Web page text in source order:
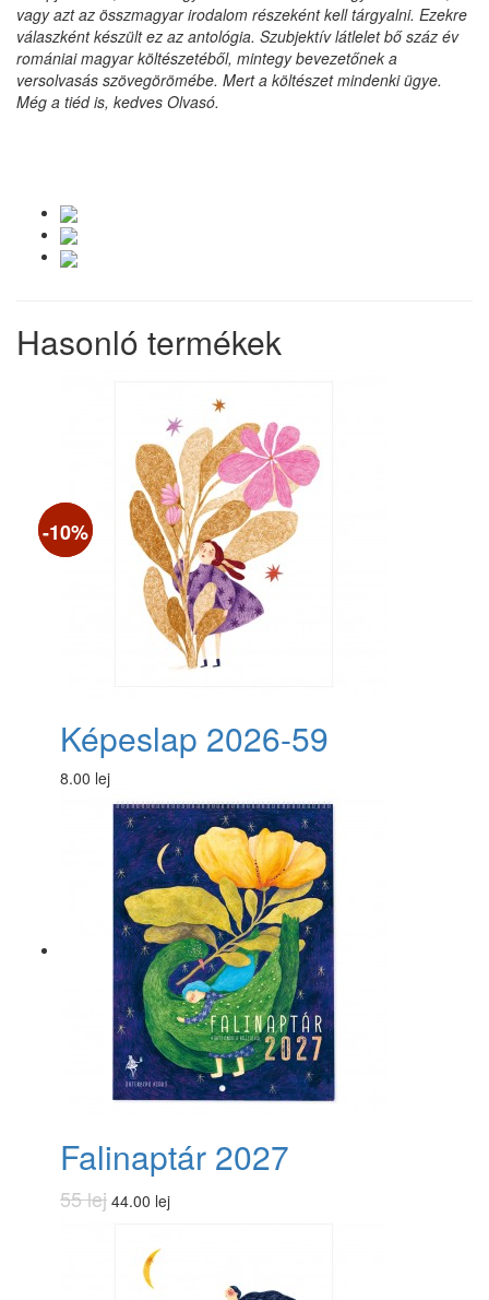
vagy azt az összmagyar irodalom részeként kell tárgyalni. Ezekre
válaszként készült ez az antológia. Szubjektív látlelet bő száz év
romániai magyar költészetéből, mintegy bevezetőnek a
versolvasás szövegörömébe. Mert a költészet mindenki ügye.
Még a tiéd is, kedves Olvasó.
Hasonló termékek
Képeslap 2026-59
8.00 lej
-20%
Falinaptár 2027
55 lej 44.00 lej
-10%